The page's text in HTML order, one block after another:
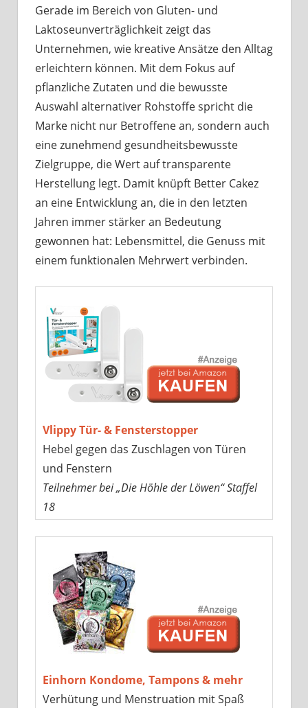
Gerade im Bereich von Gluten- und
Laktoseunverträglichkeit zeigt das
Unternehmen, wie kreative Ansätze den Alltag
erleichtern können. Mit dem Fokus auf
pflanzliche Zutaten und die bewusste
Auswahl alternativer Rohstoffe spricht die
Marke nicht nur Betroffene an, sondern auch
eine zunehmend gesundheitsbewusste
Zielgruppe, die Wert auf transparente
Herstellung legt. Damit knüpft Better Cakez
an eine Entwicklung an, die in den letzten
Jahren immer stärker an Bedeutung
gewonnen hat: Lebensmittel, die Genuss mit
einem funktionalen Mehrwert verbinden.
Vlippy Tür- & Fensterstopper
Hebel gegen das Zuschlagen von Türen
und Fenstern
Teilnehmer bei „Die Höhle der Löwen“ Staffel
18
Einhorn Kondome, Tampons & mehr
Verhütung und Menstruation mit Spaß